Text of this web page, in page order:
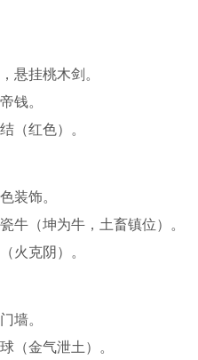
悬挂桃木剑。
钱。
（红色）。
装饰。
牛（坤为牛，土畜镇位）。
火克阴）。
墙。
（金气泄土）。